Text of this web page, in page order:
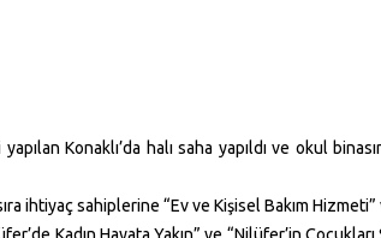
Konaklı’da halı saha yapıldı ve okul
ihtiyaç sahiplerine “Ev ve Kişisel Bakım Hizmeti”